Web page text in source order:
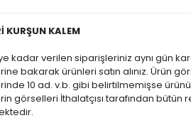
KURŞUN KALEM
kadar verilen siparişleriniz aynı gün
bakarak ürünleri satın alınız. Ürün
10 ad. v.b. gibi belirtilmemişse
görselleri İthalatçısı tarafından